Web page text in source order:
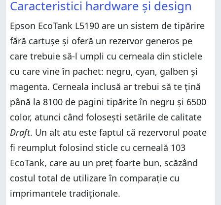
Caracteristici hardware și design
Epson EcoTank L5190 are un sistem de tipărire
fără cartușe și oferă un rezervor generos pe
care trebuie să-l umpli cu cerneala din sticlele
cu care vine în pachet: negru, cyan, galben și
magenta. Cerneala inclusă ar trebui să te țină
până la 8100 de pagini tipărite în negru și 6500
color, atunci când folosești setările de calitate
Draft. Un alt atu este faptul că rezervorul poate
fi reumplut folosind sticle cu cerneală 103
EcoTank, care au un preț foarte bun, scăzând
costul total de utilizare în comparație cu
imprimantele tradiționale.